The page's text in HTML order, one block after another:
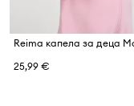
25,99 €